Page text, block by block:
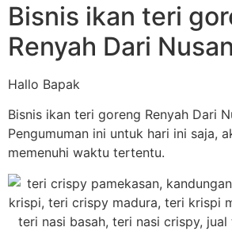
Bisnis ikan teri
Renyah Dari
Hallo Bapak
Bisnis ikan teri goreng Renyah Dari
Pengumuman ini untuk hari ini saja,
memenuhi waktu tertentu.